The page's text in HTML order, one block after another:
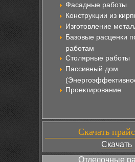
Фасадные работы
Конструкции из
Изготовление
Базовые расценки
работам
Столярные работы
Пассивный дом
Проектирование
Скачать
Скачать
Отделочные